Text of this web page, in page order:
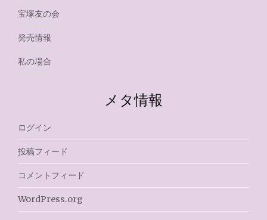
宝塚友の会
発売情報
私の場合
メタ情報
ログイン
投稿フィード
コメントフィード
WordPress.org